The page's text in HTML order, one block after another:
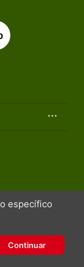
específico
Continuar